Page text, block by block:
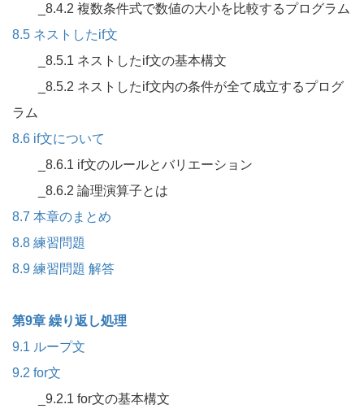
_8.4.2 複数条件式で数値の大小を比較するプログラム
8.5 ネストしたif文
_8.5.1 ネストしたif文の基本構文
_8.5.2 ネストしたif文内の条件が全て成立するプログ
ラム
8.6 if文について
_8.6.1 if文のルールとバリエーション
_8.6.2 論理演算子とは
8.7 本章のまとめ
8.8 練習問題
8.9 練習問題 解答
第9章 繰り返し処理
9.1 ループ文
9.2 for文
_9.2.1 for文の基本構文